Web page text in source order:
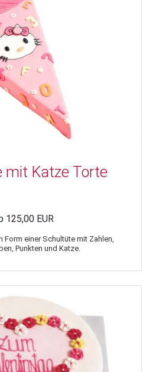
mit Katze Torte
125,00 EUR
Form einer Schultüte mit Zahlen,
Punkten und Katze.